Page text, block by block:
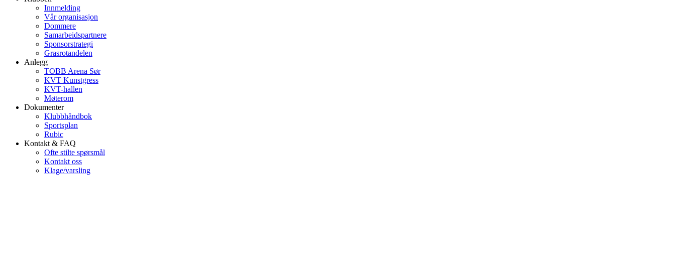
Innmelding
Vår organisasjon
Dommere
Samarbeidspartnere
Sponsorstrategi
Grasrotandelen
Anlegg
TOBB Arena Sør
KVT Kunstgress
KVT-hallen
Møterom
Dokumenter
Klubbhåndbok
Sportsplan
Rubic
Kontakt & FAQ
Ofte stilte spørsmål
Kontakt oss
Klage/varsling